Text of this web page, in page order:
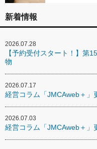
新着情報
2026.07.28
【予約受付スタート！】第
物
2026.07.17
経営コラム「JMCAweb＋」
2026.07.03
経営コラム「JMCAweb＋」